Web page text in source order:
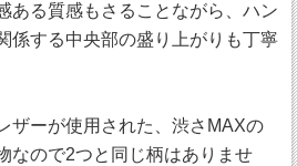
ある質感もさることながら、ハン
係する中央部の盛り上がりも丁寧
ザーが使用された、渋さMAXの
なので2つと同じ柄はありませ